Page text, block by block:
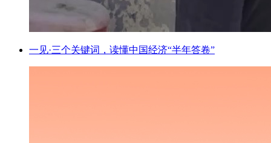
一见·三个关键词，读懂中国经济“半年答卷”